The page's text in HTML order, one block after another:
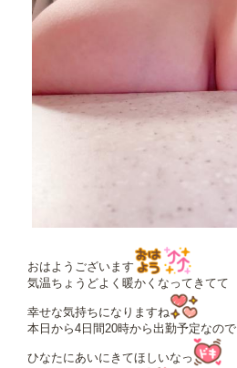
おはようございます
気温ちょうどよく暖かくなってきてて
幸せな気持ちになりますね
本日から4日間20時から出勤予定なので
ひなたにあいにきてほしいなっ